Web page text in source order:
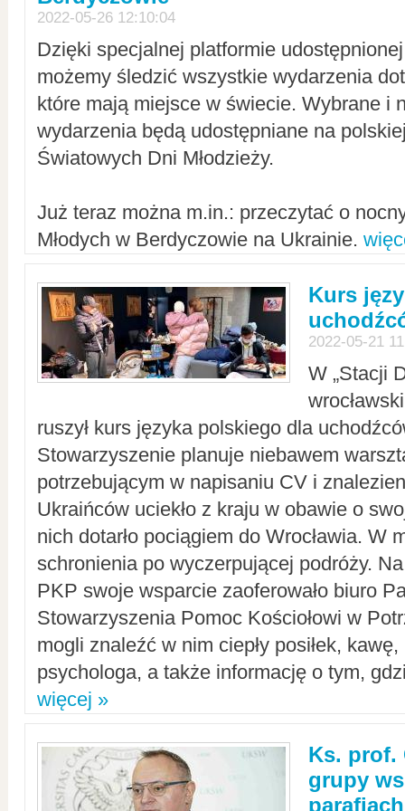
2022-05-26 12:10:04
Dzięki specjalnej platformie
możemy śledzić wszystkie wydarzenia
które mają miejsce w świecie. Wybrane i
wydarzenia będą udostępniane na
Światowych Dni Młodzieży.
Już teraz można m.in.: przeczytać o
Młodych w Berdyczowie na Ukrainie.
Kurs
2022-05-21
W „Stacji
ruszył kurs języka polskiego dla
Stowarzyszenie planuje niebawem
potrzebującym w napisaniu CV i
Ukraińców uciekło z kraju w obawie o
nich dotarło pociągiem do Wrocławia. W
schronienia po wyczerpującej podróży.
PKP swoje wsparcie zaoferowało biuro
Stowarzyszenia Pomoc Kościołowi w
mogli znaleźć w nim ciepły posiłek,
psychologa, a także informację o tym,
więcej »
Ks. prof.
grupy
parafiach